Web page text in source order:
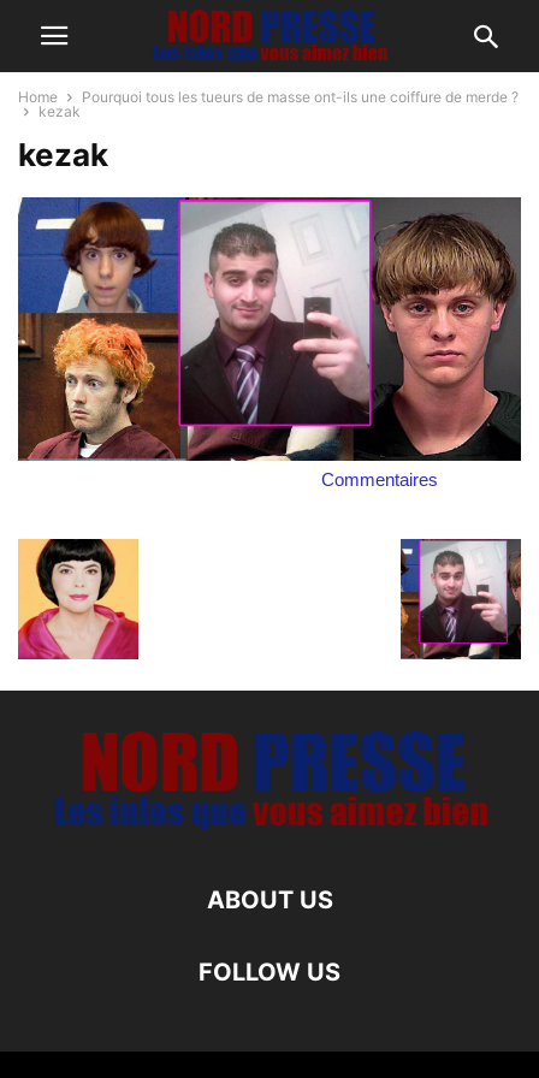
Home
Pourquoi tous les tueurs de masse ont-ils une coiffure de merde ?
kezak
kezak
Commentaires
ABOUT US
FOLLOW US